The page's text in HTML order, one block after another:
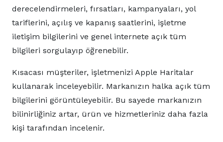
derecelendirmeleri, fırsatları, kampanyaları, yol
tariflerini, açılış ve kapanış saatlerini, işletme
iletişim bilgilerini ve genel internete açık tüm
bilgileri sorgulayıp öğrenebilir.
Kısacası müşteriler, işletmenizi Apple Haritalar
kullanarak inceleyebilir. Markanızın halka açık tüm
bilgilerini görüntüleyebilir. Bu sayede markanızın
bilinirliğiniz artar, ürün ve hizmetleriniz daha fazla
kişi tarafından incelenir.